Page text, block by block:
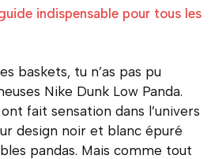
indispensable pour tous les
baskets, tu n’as pas pu
Nike Dunk Low Panda.
fait sensation dans l’univers
design noir et blanc épuré
pandas. Mais comme tout